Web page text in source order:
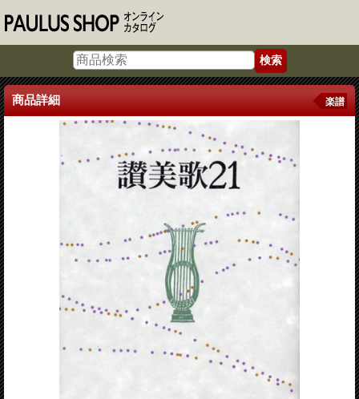
商品詳細 楽譜